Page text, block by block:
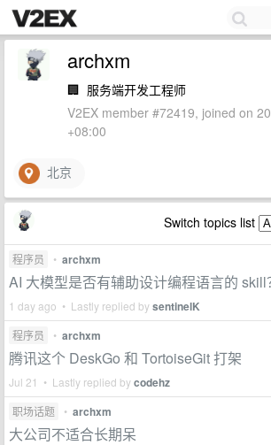
archxm
🏢 服务端开发工程师
V2EX member #72419, joined on
+08:00
北京
Switch topics list
程序员 • archxm
AI 大模型是否有辅助设计编程语言的 skill
1 day ago • Lastly replied bysentinelK
程序员 • archxm
腾讯这个 DeskGo 和 TortoiseGit 打架
Jul 21 • Lastly replied bycodehz
职场话题 • archxm
大公司不适合长期呆